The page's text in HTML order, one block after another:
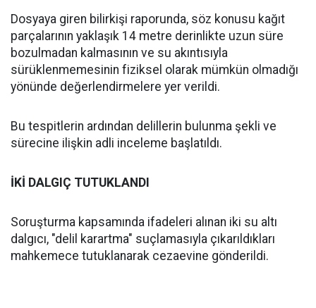
Dosyaya giren bilirkişi raporunda, söz konusu kağıt
parçalarının yaklaşık 14 metre derinlikte uzun süre
bozulmadan kalmasının ve su akıntısıyla
sürüklenmemesinin fiziksel olarak mümkün olmadığı
yönünde değerlendirmelere yer verildi.
Bu tespitlerin ardından delillerin bulunma şekli ve
sürecine ilişkin adli inceleme başlatıldı.
İKİ DALGIÇ TUTUKLANDI
Soruşturma kapsamında ifadeleri alınan iki su altı
dalgıcı, "delil karartma" suçlamasıyla çıkarıldıkları
mahkemece tutuklanarak cezaevine gönderildi.